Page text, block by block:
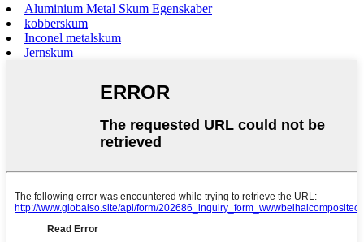
Aluminium Metal Skum Egenskaber
kobberskum
Inconel metalskum
Jernskum